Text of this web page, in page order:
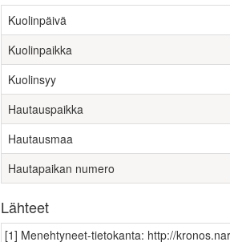
Kuolinpäivä
Kuolinpaikka
Kuolinsyy
Hautauspaikka
Hautausmaa
Hautapaikan numero
Lähteet
[1] Menehtyneet-tietokanta: http://